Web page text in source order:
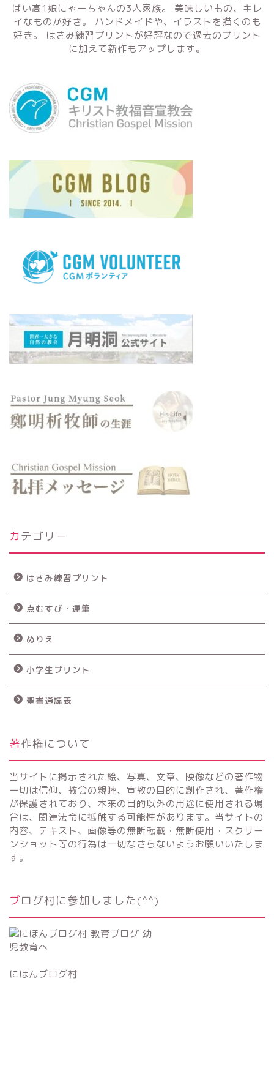
ぱい高1娘にゃーちゃんの3人家族。 美味しいもの、キレ
イなものが好き。 ハンドメイドや、イラストを描くのも
好き。 はさみ練習プリントが好評なので過去のプリント
に加えて新作もアップします。
カテゴリー
はさみ練習プリント
点むすび・運筆
ぬりえ
小学生プリント
聖書通読表
著作権について
当サイトに掲示された絵、写真、文章、映像などの著作物
一切は信仰、教会の親睦、宣教の目的に創作され、著作権
が保護されており、本来の目的以外の用途に使用される場
合は、関連法令に抵触する可能性があります。当サイトの
内容、テキスト、画像等の無断転載・無断使用・スクリー
ンショット等の行為は一切なさらないようお願いいたしま
す。
ブログ村に参加しました(^^)
にほんブログ村